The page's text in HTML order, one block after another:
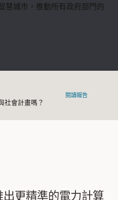
慧城市，推動所有政府部門的
社會計畫嗎？
閱讀報告
更精準的電力計算